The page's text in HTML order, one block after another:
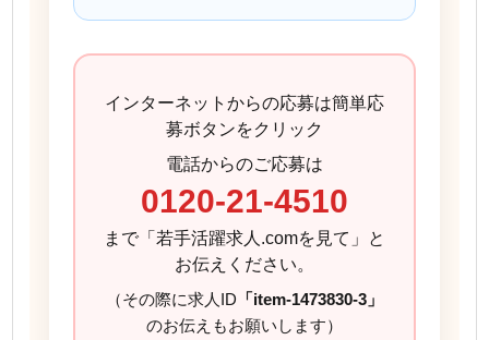
インターネットからの応募は簡単応
募ボタンをクリック
電話からのご応募は
0120-21-4510
まで「若手活躍求人.comを見て」と
お伝えください。
（その際に求人ID 「item-1473830-3」
のお伝えもお願いします）